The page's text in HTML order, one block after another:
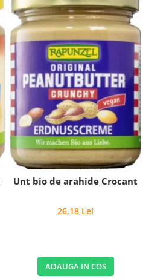
Unt bio de arahide Crocant
26,18 Lei
ADAUGA IN COS